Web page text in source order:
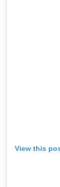
View this